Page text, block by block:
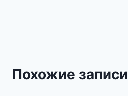
Похожие записи